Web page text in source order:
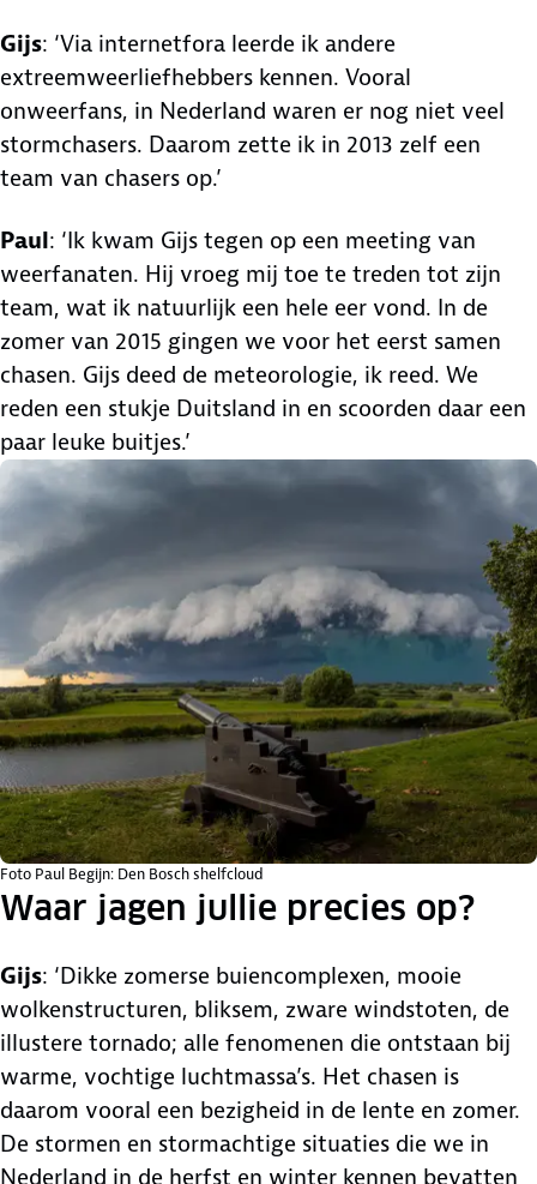
Gijs: ‘Via internetfora leerde ik andere
extreemweerliefhebbers kennen. Vooral
onweerfans, in Nederland waren er nog niet veel
stormchasers. Daarom zette ik in 2013 zelf een
team van chasers op.’
Paul: ‘Ik kwam Gijs tegen op een meeting van
weerfanaten. Hij vroeg mij toe te treden tot zijn
team, wat ik natuurlijk een hele eer vond. In de
zomer van 2015 gingen we voor het eerst samen
chasen. Gijs deed de meteorologie, ik reed. We
reden een stukje Duitsland in en scoorden daar een
paar leuke buitjes.’
Foto Paul Begijn: Den Bosch shelfcloud
Waar jagen jullie precies op?
Gijs: ‘Dikke zomerse buiencomplexen, mooie
wolkenstructuren, bliksem, zware windstoten, de
illustere tornado; alle fenomenen die ontstaan bij
warme, vochtige luchtmassa’s. Het chasen is
daarom vooral een bezigheid in de lente en zomer.
De stormen en stormachtige situaties die we in
Nederland in de herfst en winter kennen bevatten